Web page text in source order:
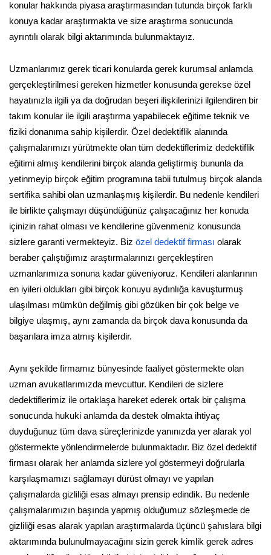
konular hakkında piyasa araştırmasından tutunda birçok farklı
konuya kadar araştırmakta ve size araştırma sonucunda
ayrıntılı olarak bilgi aktarımında bulunmaktayız.
Uzmanlarımız gerek ticari konularda gerek kurumsal anlamda
gerçekleştirilmesi gereken hizmetler konusunda gerekse özel
hayatınızla ilgili ya da doğrudan beşeri ilişkilerinizi ilgilendiren bir
takım konular ile ilgili araştırma yapabilecek eğitime teknik ve
fiziki donanıma sahip kişilerdir. Özel dedektiflik alanında
çalışmalarımızı yürütmekte olan tüm dedektiflerimiz dedektiflik
eğitimi almış kendilerini birçok alanda geliştirmiş bununla da
yetinmeyip birçok eğitim programına tabii tutulmuş birçok alanda
sertifika sahibi olan uzmanlaşmış kişilerdir. Bu nedenle kendileri
ile birlikte çalışmayı düşündüğünüz çalışacağınız her konuda
içinizin rahat olması ve kendilerine güvenmeniz konusunda
sizlere garanti vermekteyiz. Biz özel dedektif firması olarak
beraber çalıştığımız araştırmalarınızı gerçekleştiren
uzmanlarımıza sonuna kadar güveniyoruz. Kendileri alanlarının
en iyileri oldukları gibi birçok konuyu aydınlığa kavuşturmuş
ulaşılması mümkün değilmiş gibi gözüken bir çok belge ve
bilgiye ulaşmış, aynı zamanda da birçok dava konusunda da
başarılara imza atmış kişilerdir.
Aynı şekilde firmamız bünyesinde faaliyet göstermekte olan
uzman avukatlarımızda mevcuttur. Kendileri de sizlere
dedektiflerimiz ile ortaklaşa hareket ederek ortak bir çalışma
sonucunda hukuki anlamda da destek olmakta ihtiyaç
duyduğunuz tüm dava süreçlerinizde yanınızda yer alarak yol
göstermekte yönlendirmelerde bulunmaktadır. Biz özel dedektif
firması olarak her anlamda sizlere yol göstermeyi doğrularla
karşılaşmamızı sağlamayı dürüst olmayı ve yapılan
çalışmalarda gizliliği esas almayı prensip edindik. Bu nedenle
çalışmalarımızın başında yapmış olduğumuz sözleşmede de
gizliliği esas alarak yapılan araştırmalarda üçüncü şahıslara bilgi
aktarımında bulunulmayacağını sizin gerek kimlik gerek adres